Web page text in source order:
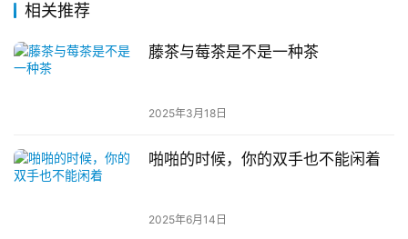
相关推荐
藤茶与莓茶是不是一种茶
2025年3月18日
啪啪的时候，你的双手也不能闲着
2025年6月14日